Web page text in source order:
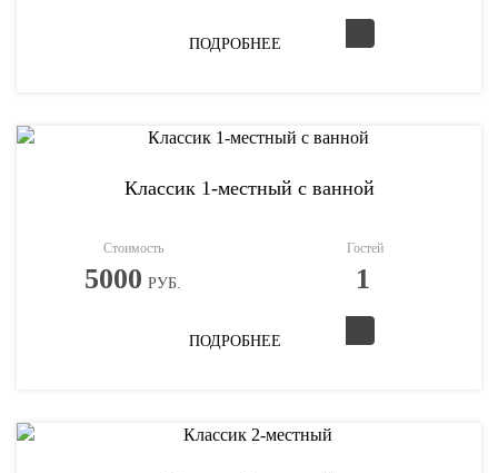
ПОДРОБНЕЕ
Классик 1-местный с ванной
Стоимость
5000 РУБ.
Гостей
1
ПОДРОБНЕЕ